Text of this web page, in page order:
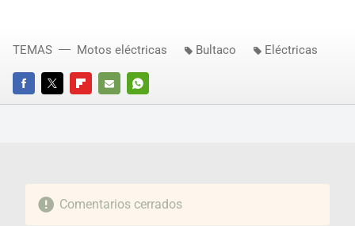
FACEBOOKTWITTERFLIPBOARD
E-
WHATSAPP
TEMAS Motos eléctricas Bultaco Eléctricas
Comentarios cerrados